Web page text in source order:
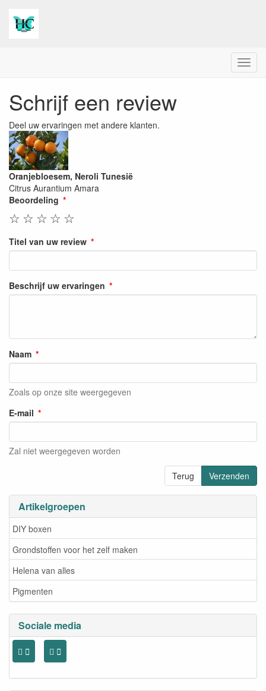
Menu
Artikelgroepen
DIY boxen
Grondstoffen voor het zelf maken
Helena van alles
Pigmenten
Sociale media
Schrijf een review
Deel uw ervaringen met andere klanten.
Oranjebloesem, Neroli Tunesië
Citrus Aurantium Amara
Beoordeling
☆
☆
☆
☆
☆
Titel van uw review
Beschrijf uw ervaringen
Naam
Zoals op onze site weergegeven
E-mail
Zal niet weergegeven worden
Terug Verzenden